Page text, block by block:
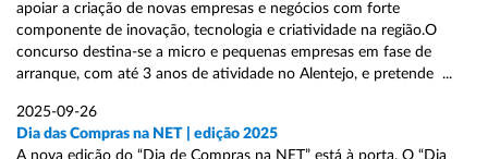
apoiar a criação de novas empresas e negócios com forte
componente de inovação, tecnologia e criatividade na região.O
concurso destina-se a micro e pequenas empresas em fase de
arranque, com até 3 anos de atividade no Alentejo, e pretende ...
2025-09-26
Dia das Compras na NET | edição 2025